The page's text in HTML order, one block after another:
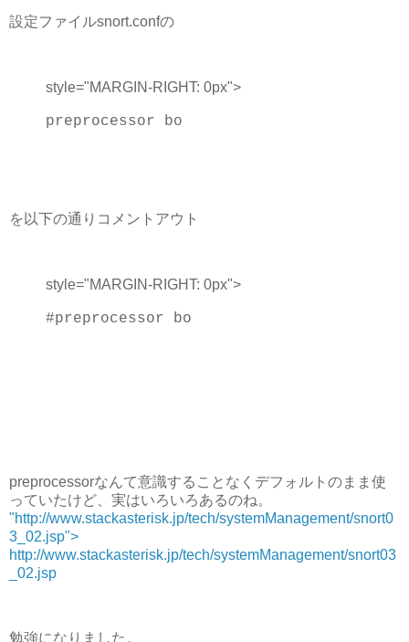
設定ファイルsnort.confの
style="MARGIN-RIGHT: 0px">
preprocessor bo
を以下の通りコメントアウト
style="MARGIN-RIGHT: 0px">
#preprocessor bo
preprocessorなんて意識することなくデフォルトのまま使
っていたけど、実はいろいろあるのね。
"http://www.stackasterisk.jp/tech/systemManagement/snort0
3_02.jsp">
http://www.stackasterisk.jp/tech/systemManagement/snort03
_02.jsp
勉強になりました。